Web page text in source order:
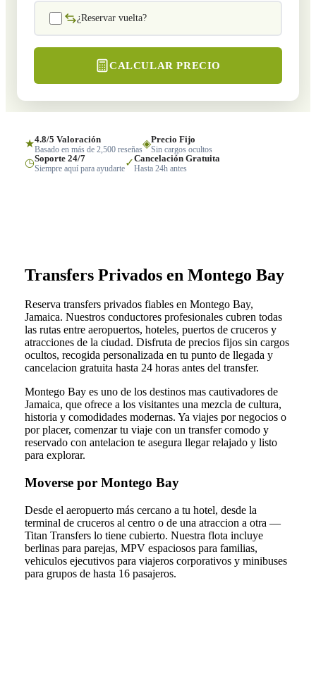
¿Reservar vuelta?
CALCULAR PRECIO
★4.8/5 Valoración
Basado en más de 2,500 reseñas◈Precio Fijo
Sin cargos ocultos
◷Soporte 24/7
Siempre aquí para ayudarte✓Cancelación Gratuita
Hasta 24h antes
Transfers Privados en Montego Bay
Reserva transfers privados fiables en Montego Bay,
Jamaica. Nuestros conductores profesionales cubren todas
las rutas entre aeropuertos, hoteles, puertos de cruceros y
atracciones de la ciudad. Disfruta de precios fijos sin cargos
ocultos, recogida personalizada en tu punto de llegada y
cancelacion gratuita hasta 24 horas antes del transfer.
Montego Bay es uno de los destinos mas cautivadores de
Jamaica, que ofrece a los visitantes una mezcla de cultura,
historia y comodidades modernas. Ya viajes por negocios o
por placer, comenzar tu viaje con un transfer comodo y
reservado con antelacion te asegura llegar relajado y listo
para explorar.
Moverse por Montego Bay
Desde el aeropuerto más cercano a tu hotel, desde la
terminal de cruceros al centro o de una atraccion a otra —
Titan Transfers lo tiene cubierto. Nuestra flota incluye
berlinas para parejas, MPV espaciosos para familias,
vehiculos ejecutivos para viajeros corporativos y minibuses
para grupos de hasta 16 pasajeros.